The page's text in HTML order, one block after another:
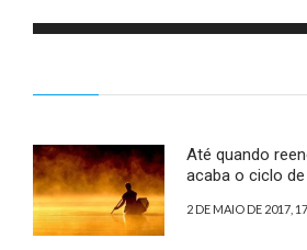
Até quando
acaba o ciclo
2 DE MAIO DE 2017,